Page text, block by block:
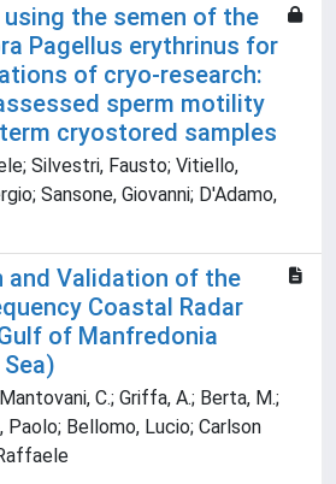
the semen of the
Pagellus erythrinus for
of cryo-research:
sperm motility
cryostored samples
Silvestri, Fausto; Vitiello,
Sansone, Giovanni; D'Adamo,
and Validation of the
Coastal Radar
of Manfredonia
C.; Griffa, A.; Berta, M.;
Paolo; Bellomo, Lucio; Carlson